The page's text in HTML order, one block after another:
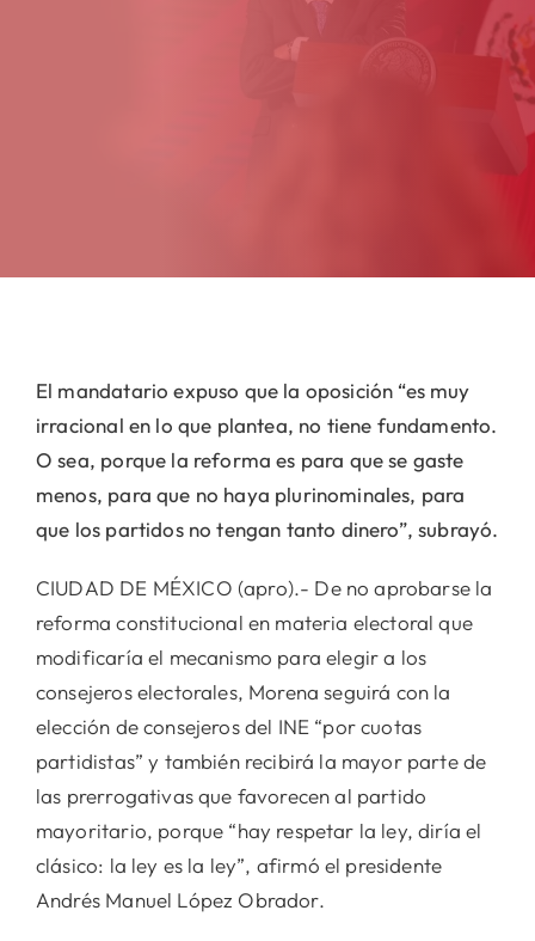
El mandatario expuso que la oposición “es muy
irracional en lo que plantea, no tiene fundamento.
O sea, porque la reforma es para que se gaste
menos, para que no haya plurinominales, para
que los partidos no tengan tanto dinero”, subrayó.
CIUDAD DE MÉXICO (apro).- De no aprobarse la
reforma constitucional en materia electoral que
modificaría el mecanismo para elegir a los
consejeros electorales, Morena seguirá con la
elección de consejeros del INE “por cuotas
partidistas” y también recibirá la mayor parte de
las prerrogativas que favorecen al partido
mayoritario, porque “hay respetar la ley, diría el
clásico: la ley es la ley”, afirmó el presidente
Andrés Manuel López Obrador.